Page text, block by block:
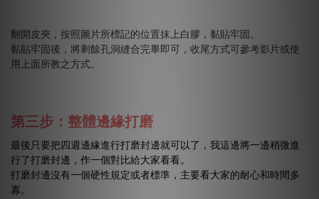
翻開皮夾，按照圖片所標記的位置抹上白膠，黏貼牢固。
黏貼牢固後，將剩餘孔洞縫合完畢即可，收尾方式可參考影片或使
用上面所教之方式。
第三步：整體邊緣打磨
最後只要把四週邊緣進行打磨封邊就可以了，我這邊將一邊稍微進
行了打磨封邊，作一個對比給大家看看。
打磨封邊沒有一個硬性規定或者標準，主要看大家的耐心和時間多
寡。